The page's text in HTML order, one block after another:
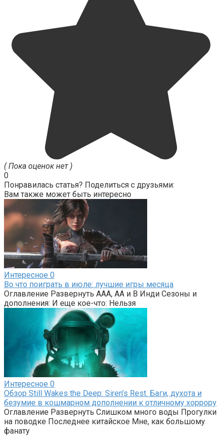
( Пока оценок нет )
0
Понравилась статья? Поделиться с друзьями:
Вам также может быть интересно
Интересное 0
Во что поиграть в июле: лучшие игры месяца
Оглавление Развернуть AAA, AA и B Инди Сезоны и
дополнения: И еще кое-что: Нельзя
Интересное 0
Обзор Still Wakes the Deep: Siren’s Rest. Баги, духота и
безумие в кошмарном дополнении к отличному хоррору
Оглавление Развернуть Слишком много воды Прогулки
на поводке Последнее китайское Мне, как большому
фанату